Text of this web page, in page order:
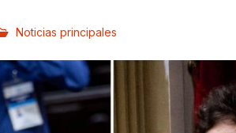
Noticias principales